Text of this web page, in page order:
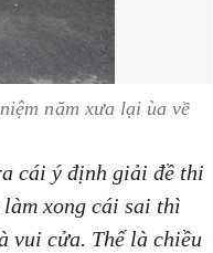
năm xưa lại ùa về
cái ý định giải đề thi
xong cái sai thì
vui cửa. Thế là chiều